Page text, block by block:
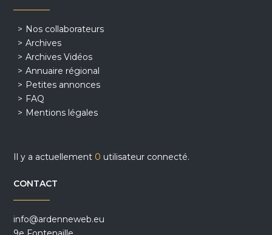
Nos collaborateurs
Archives
Archives Vidéos
Annuaire régional
Petites annonces
FAQ
Mentions légales
Il y a actuellement 0 utilisateur connecté.
CONTACT
info@ardenneweb.eu